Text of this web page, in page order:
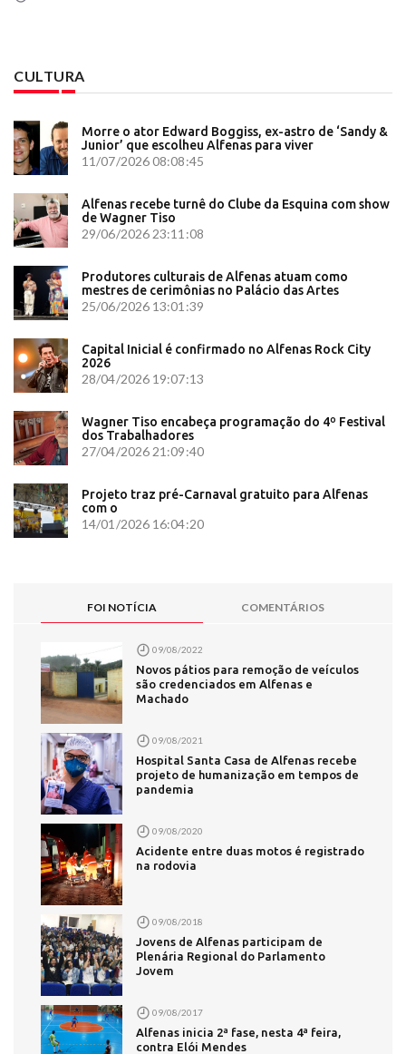
CULTURA
Morre o ator Edward Boggiss, ex-astro de ‘Sandy &
Junior’ que escolheu Alfenas para viver
11/07/2026 08:08:45
Alfenas recebe turnê do Clube da Esquina com show
de Wagner Tiso
29/06/2026 23:11:08
Produtores culturais de Alfenas atuam como
mestres de cerimônias no Palácio das Artes
25/06/2026 13:01:39
Capital Inicial é confirmado no Alfenas Rock City
2026
28/04/2026 19:07:13
Wagner Tiso encabeça programação do 4º Festival
dos Trabalhadores
27/04/2026 21:09:40
Projeto traz pré-Carnaval gratuito para Alfenas
com o
14/01/2026 16:04:20
FOI NOTÍCIA COMENTÁRIOS
09/08/2022
Novos pátios para remoção de veículos
são credenciados em Alfenas e
Machado
09/08/2021
Hospital Santa Casa de Alfenas recebe
projeto de humanização em tempos de
pandemia
09/08/2020
Acidente entre duas motos é registrado
na rodovia
09/08/2018
Jovens de Alfenas participam de
Plenária Regional do Parlamento
Jovem
09/08/2017
Alfenas inicia 2ª fase, nesta 4ª feira,
contra Elói Mendes